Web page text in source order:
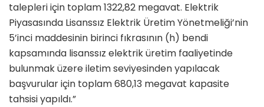
talepleri için toplam 1322,82 megavat. Elektrik
Piyasasında Lisanssız Elektrik Üretim Yönetmeliği’nin
5’inci maddesinin birinci fıkrasının (h) bendi
kapsamında lisanssız elektrik üretim faaliyetinde
bulunmak üzere iletim seviyesinden yapılacak
başvurular için toplam 680,13 megavat kapasite
tahsisi yapıldı.”